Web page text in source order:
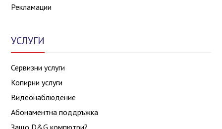
Рекламации
УСЛУГИ
Сервизни услуги
Копирни услуги
Видеонаблюдение
Абонаментна поддръжка